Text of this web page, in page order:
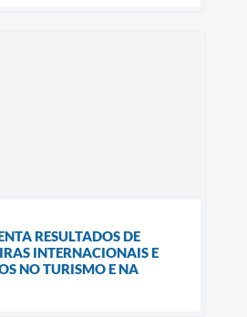
RESULTADOS DE
INTERNACIONAIS E
NO TURISMO E NA